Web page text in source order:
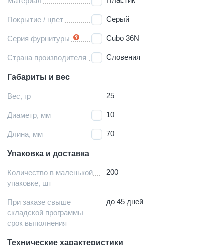
Покрытие / цвет Серый
Серия фурнитуры Cubo 36N
Страна производителя Словения
Габариты и вес
Вес, гр 25
Диаметр, мм 10
Длина, мм 70
Упаковка и доставка
Количество в маленькой
упаковке, шт
200
При заказе свыше
складской программы
срок выполнения
до 45 дней
Технические характеристики